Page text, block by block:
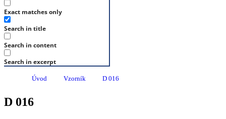
Exact matches only
Search in title
Search in content
Search in excerpt
Úvod Vzorník D 016
D 016